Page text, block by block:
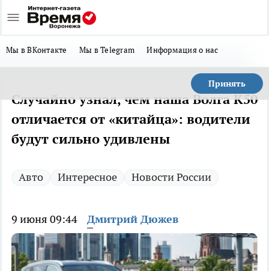
Мы в ВКонтакте Мы в Telegram Информация о нас
Принять
Случайно узнал, чем наша Волга K50
отличается от «китайца»: водители
будут сильно удивлены
Авто Интересное Новости России
9 июня 09:44 Дмитрий Дюжев